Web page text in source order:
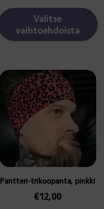
Valitse
vaihtoehdoista
Pantteri-trikoopanta, pinkki
€12,00